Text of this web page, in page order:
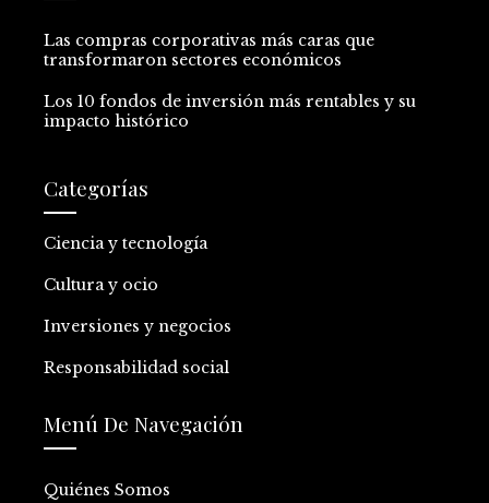
Las compras corporativas más caras que
transformaron sectores económicos
Los 10 fondos de inversión más rentables y su
impacto histórico
Categorías
Ciencia y tecnología
Cultura y ocio
Inversiones y negocios
Responsabilidad social
Menú De Navegación
Quiénes Somos